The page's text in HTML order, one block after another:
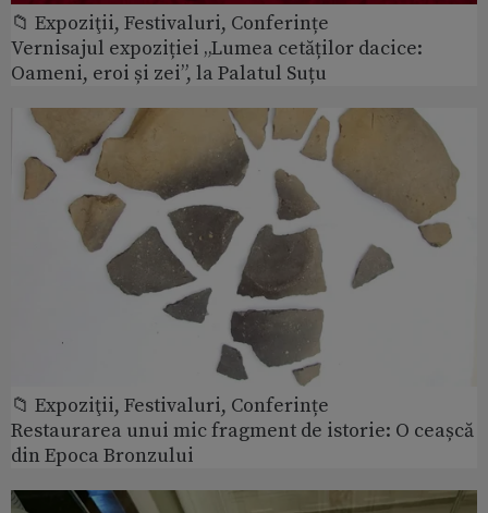
📁 Expoziţii, Festivaluri, Conferințe
Vernisajul expoziției „Lumea cetăților dacice:
Oameni, eroi și zei”, la Palatul Suțu
📁 Expoziţii, Festivaluri, Conferințe
Restaurarea unui mic fragment de istorie: O ceașcă
din Epoca Bronzului